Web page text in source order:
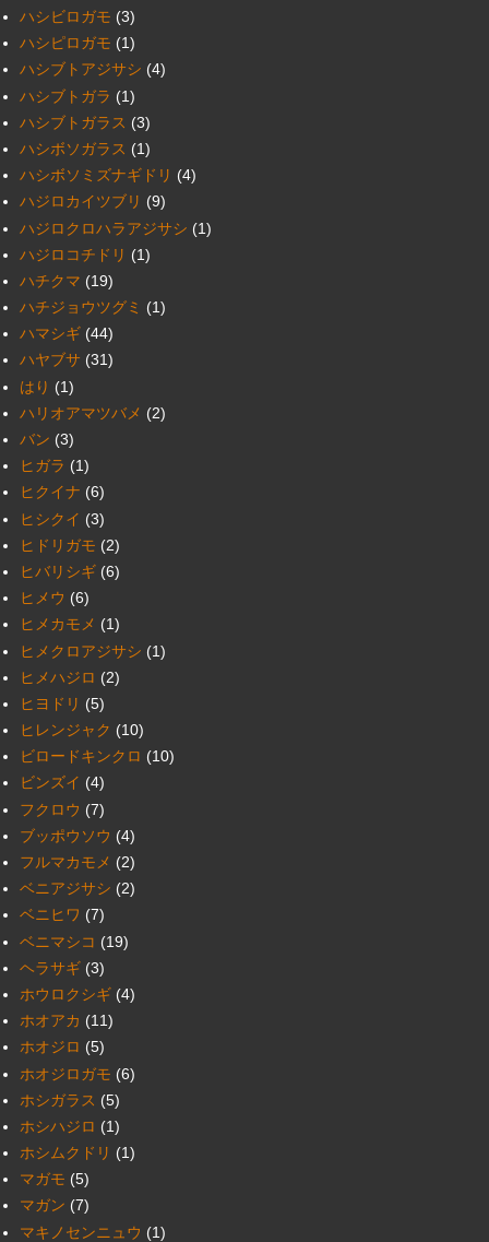
ハシビロガモ (3)
ハシピロガモ (1)
ハシブトアジサシ (4)
ハシブトガラ (1)
ハシブトガラス (3)
ハシボソガラス (1)
ハシボソミズナギドリ (4)
ハジロカイツブリ (9)
ハジロクロハラアジサシ (1)
ハジロコチドリ (1)
ハチクマ (19)
ハチジョウツグミ (1)
ハマシギ (44)
ハヤブサ (31)
はり (1)
ハリオアマツバメ (2)
バン (3)
ヒガラ (1)
ヒクイナ (6)
ヒシクイ (3)
ヒドリガモ (2)
ヒバリシギ (6)
ヒメウ (6)
ヒメカモメ (1)
ヒメクロアジサシ (1)
ヒメハジロ (2)
ヒヨドリ (5)
ヒレンジャク (10)
ビロードキンクロ (10)
ビンズイ (4)
フクロウ (7)
ブッポウソウ (4)
フルマカモメ (2)
ベニアジサシ (2)
ベニヒワ (7)
ベニマシコ (19)
ヘラサギ (3)
ホウロクシギ (4)
ホオアカ (11)
ホオジロ (5)
ホオジロガモ (6)
ホシガラス (5)
ホシハジロ (1)
ホシムクドリ (1)
マガモ (5)
マガン (7)
マキノセンニュウ (1)